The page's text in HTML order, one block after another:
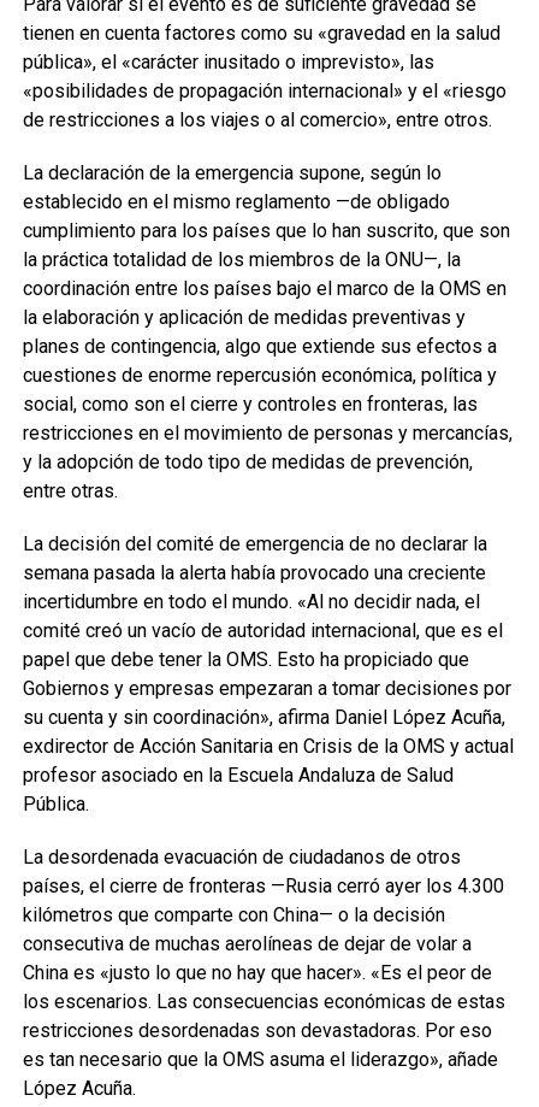
tienen en cuenta factores como su «gravedad en la salud
pública», el «carácter inusitado o imprevisto», las
«posibilidades de propagación internacional» y el «riesgo
de restricciones a los viajes o al comercio», entre otros.
La declaración de la emergencia supone, según lo
establecido en el mismo reglamento —de obligado
cumplimiento para los países que lo han suscrito, que son
la práctica totalidad de los miembros de la ONU—, la
coordinación entre los países bajo el marco de la OMS en
la elaboración y aplicación de medidas preventivas y
planes de contingencia, algo que extiende sus efectos a
cuestiones de enorme repercusión económica, política y
social, como son el cierre y controles en fronteras, las
restricciones en el movimiento de personas y mercancías,
y la adopción de todo tipo de medidas de prevención,
entre otras.
La decisión del comité de emergencia de no declarar la
semana pasada la alerta había provocado una creciente
incertidumbre en todo el mundo. «Al no decidir nada, el
comité creó un vacío de autoridad internacional, que es el
papel que debe tener la OMS. Esto ha propiciado que
Gobiernos y empresas empezaran a tomar decisiones por
su cuenta y sin coordinación», afirma Daniel López Acuña,
exdirector de Acción Sanitaria en Crisis de la OMS y actual
profesor asociado en la Escuela Andaluza de Salud
Pública.
La desordenada evacuación de ciudadanos de otros
países, el cierre de fronteras —Rusia cerró ayer los 4.300
kilómetros que comparte con China— o la decisión
consecutiva de muchas aerolíneas de dejar de volar a
China es «justo lo que no hay que hacer». «Es el peor de
los escenarios. Las consecuencias económicas de estas
restricciones desordenadas son devastadoras. Por eso
es tan necesario que la OMS asuma el liderazgo», añade
López Acuña.